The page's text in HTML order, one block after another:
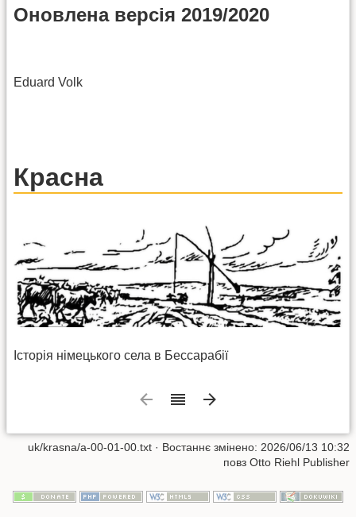
Оновлена версія 2019/2020
Eduard Volk
Красна
Історія німецького села в Бессарабії
uk/krasna/a-00-01-00.txt · Востаннє змінено: 2026/06/13 10:32
повз Otto Riehl Publisher